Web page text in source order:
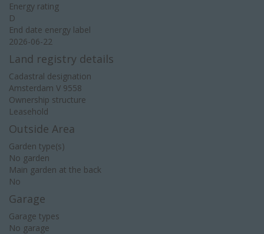
Energy rating
D
End date energy label
2026-06-22
Land registry details
Cadastral designation
Amsterdam V 9558
Ownership structure
Leasehold
Outside Area
Garden type(s)
No garden
Main garden at the back
No
Garage
Garage types
No garage